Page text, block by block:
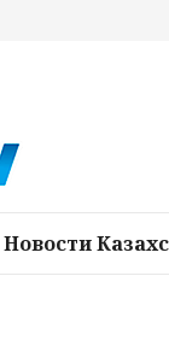
Новости